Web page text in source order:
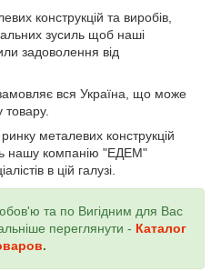
конструкцій та виробів,
зусиль щоб наші
задоволення від
вся Україна, що може
товару.
металевих конструкцій
нашу компанію "ЕДЕМ"
в цій галузі.
та по Вигідним для Вас
переглянути - Каталог
.